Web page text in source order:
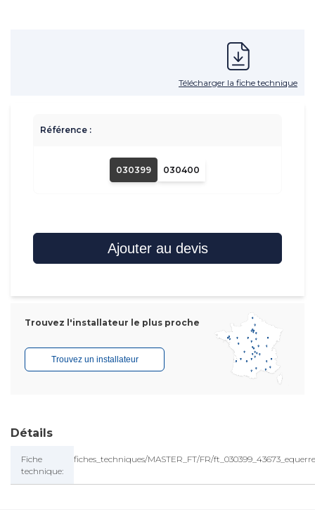
Télécharger la fiche technique
Référence :
030399 030400
Ajouter au devis
Trouvez l'installateur le plus proche
Trouvez un installateur
Détails
Fiche
technique:
fiches_techniques/MASTER_FT/FR/